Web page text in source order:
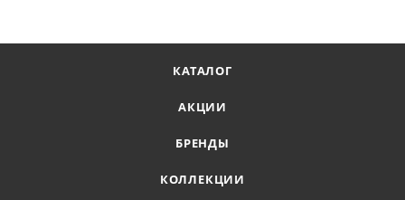
КАТАЛОГ
АКЦИИ
БРЕНДЫ
КОЛЛЕКЦИИ